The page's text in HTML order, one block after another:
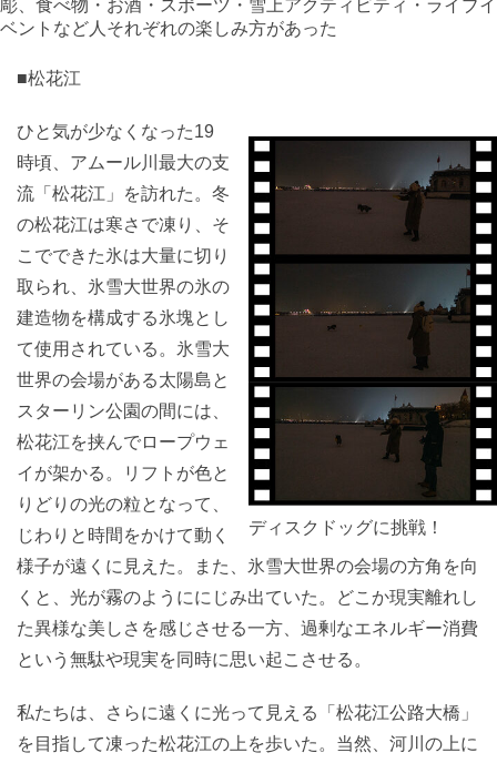
彫、食べ物・お酒・スポーツ・雪上アクティビティ・ライブイ
ベントなど人それぞれの楽しみ方があった
■松花江
ディスクドッグに挑戦！
ひと気が少なくなった19
時頃、アムール川最大の支
流「松花江」を訪れた。冬
の松花江は寒さで凍り、そ
こでできた氷は大量に切り
取られ、氷雪大世界の氷の
建造物を構成する氷塊とし
て使用されている。氷雪大
世界の会場がある太陽島と
スターリン公園の間には、
松花江を挟んでロープウェ
イが架かる。リフトが色と
りどりの光の粒となって、
じわりと時間をかけて動く
様子が遠くに見えた。また、氷雪大世界の会場の方角を向
くと、光が霧のようににじみ出ていた。どこか現実離れし
た異様な美しさを感じさせる一方、過剰なエネルギー消費
という無駄や現実を同時に思い起こさせる。
私たちは、さらに遠くに光って見える「松花江公路大橋」
を目指して凍った松花江の上を歩いた。当然、河川の上に